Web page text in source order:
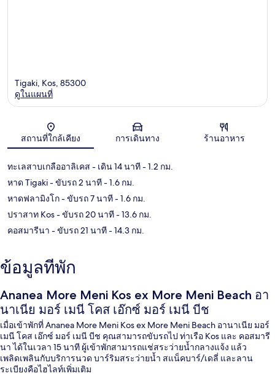
แผนที่
Tigaki, Kos, 85300
ดูในแผนที่
สถานที่ใกล้เคียง การเดินทาง ร้านอาหาร
ทะเลสาบเกลืออาลิเคส - เดิน 14 นาที- 1.2 กม.
หาด Tigaki- ขับรถ 2 นาที- 1.6 กม.
หาดฟลามิงโก- ขับรถ 7 นาที- 1.6 กม.
ปราสาท Kos- ขับรถ 20 นาที- 13.6 กม.
คอสมารีนา - ขับรถ 21 นาที- 14.3 กม.
ข้อมูลที่พัก
Ananea More Meni Kos ex More Meni Beach อา
นาเนีย มอร์ เมนี โคส เอ๊กซ์ มอร์ เมนี บีช
เมื่อเข้าพักที่ Ananea More Meni Kos ex More Meni Beach อานาเนีย มอร์
เมนี โคส เอ๊กซ์ มอร์ เมนี บีช คุณสามารถขับรถไป ท่าเรือ Kos และ คอสมารี
นา ได้ในเวลา 15 นาที ผู้เข้าพักสามารถแช่สระว่ายน้ำกลางแจ้ง แล้ว
เพลิดเพลินกับบริการนวด บาร์ริมสระว่ายน้ำ สแน็คบาร์/เดลี่ และลาน
ระเบียงคือไฮไลท์เพิ่มเติม